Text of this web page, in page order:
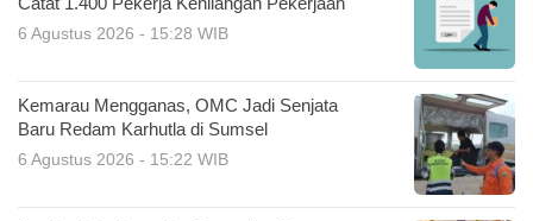
Catat 1.400 Pekerja Kehilangan Pekerjaan
6 Agustus 2026 - 15:28 WIB
Kemarau Mengganas, OMC Jadi Senjata
Baru Redam Karhutla di Sumsel
6 Agustus 2026 - 15:22 WIB